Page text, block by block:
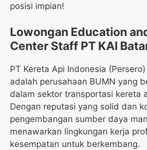
posisi impian!
Lowongan Education
Center Staff PT KAI
PT Kereta Api Indonesia
adalah perusahaan BUMN yang
dalam sektor transportasi kereta
Dengan reputasi yang solid dan
pengembangan sumber daya
menawarkan lingkungan kerja
kesempatan untuk berkembang.